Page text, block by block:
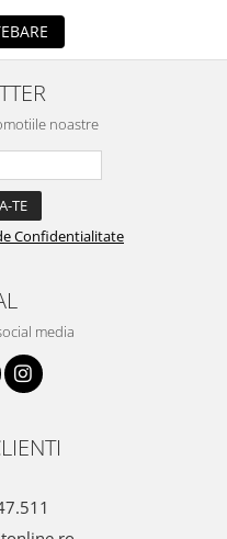
noastre
Confidentialitate
media